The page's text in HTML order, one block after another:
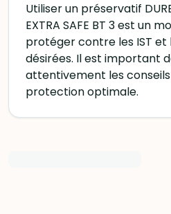
Utiliser un préservatif
EXTRA SAFE BT 3 est un
protéger contre les IST et
désirées. Il est important
attentivement les
protection optimale.